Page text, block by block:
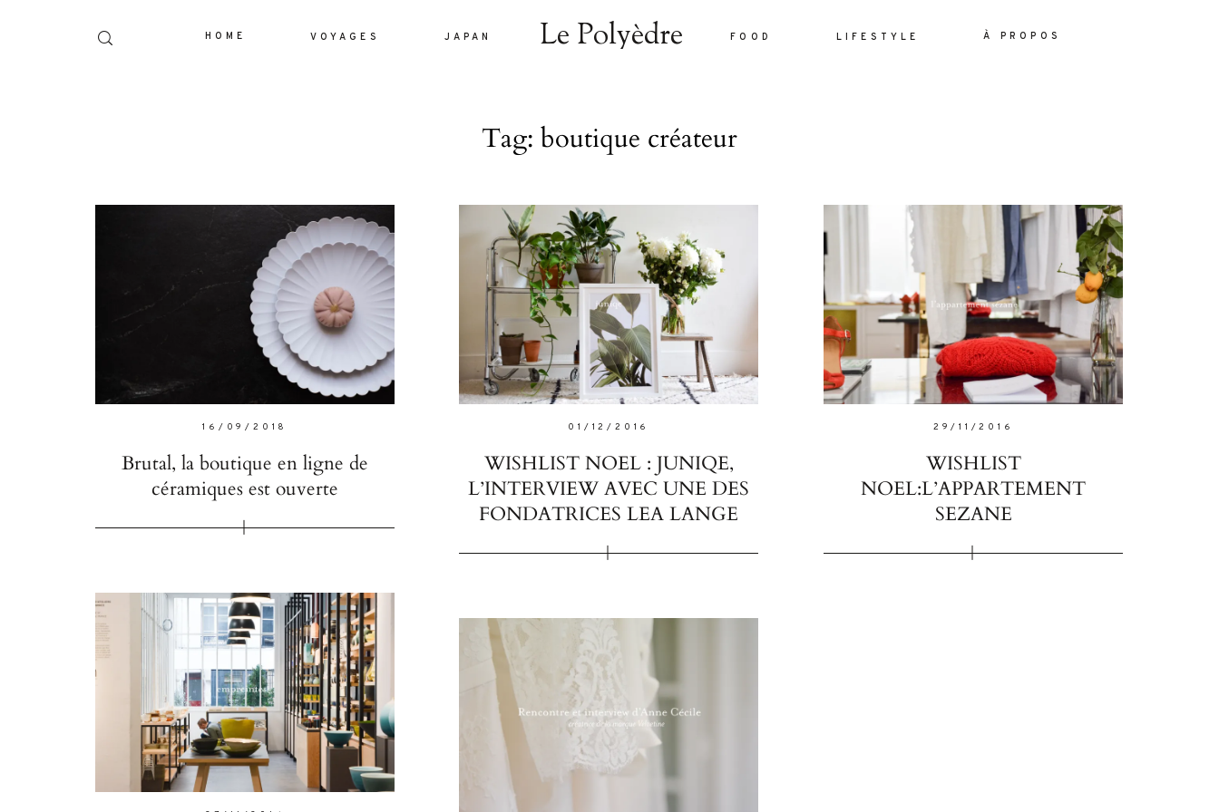
HOME VOYAGES JAPAN Le Polyèdre FOOD LIFESTYLE À PROPOS
Tag: boutique créateur
16/09/2018
Brutal, la boutique en ligne de
céramiques est ouverte
01/12/2016
WISHLIST NOEL : JUNIQE,
L’INTERVIEW AVEC UNE DES
FONDATRICES LEA LANGE
29/11/2016
WISHLIST
NOEL:L’APPARTEMENT
SEZANE
Le Polyèdre
Nullam quis risus eget urna mollis ornare vel eu
leo. Aenean lacinia bibendum nulla sed
consectetur. Aenean lacinia bibendum nulla sed
consectetur. Maecenas faucibus mollis interdum.
Maecenas faucibus mollis interdum. Etiam porta
sem malesuada magna mollis euismod.
LIFESTYLE
À PROPOS